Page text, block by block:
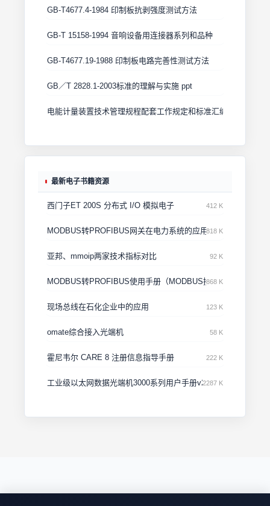
GB-T4677.4-1984 印制板抗剥强度测试方法
GB-T 15158-1994 音响设备用连接器系列和品种
GB-T4677.19-1988 印制板电路完善性测试方法
GB／T 2828.1-2003标准的理解与实施 ppt
电能计量装置技术管理规程配套工作规定和标准汇编
最新电子书籍资源
西门子ET 200S 分布式 I/O 模拟电子 412 K
MODBUS转PROFIBUS网关在电力系统的应用818 K
亚邦、mmoip两家技术指标对比 92 K
MODBUS转PROFIBUS使用手册（MODBUS接口做主站）
868 K
现场总线在石化企业中的应用 123 K
omate综合接入光端机 58 K
霍尼韦尔 CARE 8 注册信息指导手册 222 K
工业级以太网数据光端机3000系列用户手册v2.02287 K